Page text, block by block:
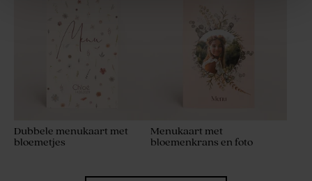
bloem, goudfolie en foto
Dubbele menukaart met
bloemetjes
Menukaart met
bloemenkrans en foto